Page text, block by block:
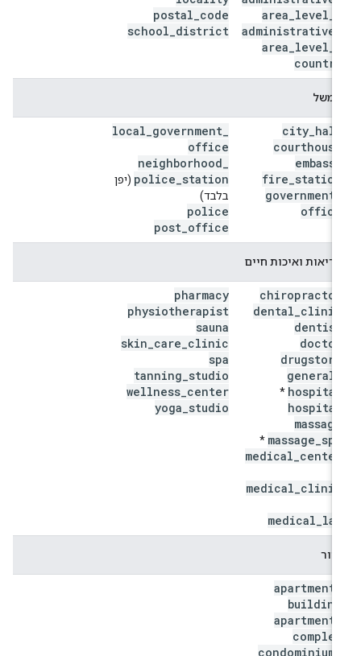
area_level
administrative
area_level
country
postal_code
school_district
city_
courthouse
embassy
fire_station
government
office
local_government
office
neighborhood
police_station
(יפן
בלבד)
police
post_office
בריאות ואיכות חיים
chiropractor
dental_clinic
dentist
doctor
drugstore
general
hospital
*
hospital
massage
massage
*
medical_center
medical_clinic
medical
pharmacy
physiotherapist
sauna
skin_care_clinic
tanning_studio
wellness_center
yoga_studio
apartment
building
apartment
complex
condominium